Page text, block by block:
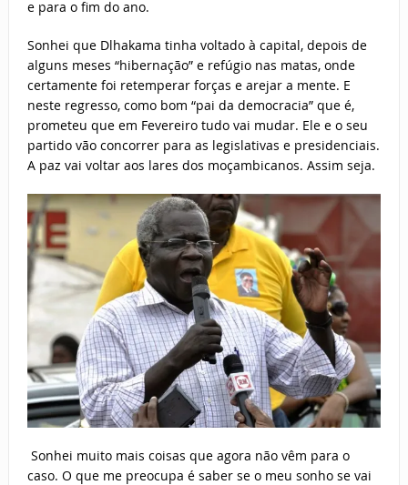
e para o fim do ano.
Sonhei que Dlhakama tinha voltado à capital, depois de
alguns meses “hibernação” e refúgio nas matas, onde
certamente foi retemperar forças e arejar a mente. E
neste regresso, como bom “pai da democracia” que é,
prometeu que em Fevereiro tudo vai mudar. Ele e o seu
partido vão concorrer para as legislativas e presidenciais.
A paz vai voltar aos lares dos moçambicanos. Assim seja.
Sonhei muito mais coisas que agora não vêm para o
caso. O que me preocupa é saber se o meu sonho se vai